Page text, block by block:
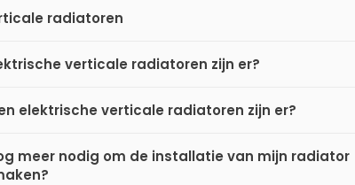
radiatoren
verticale radiatoren zijn er?
elektrische verticale radiatoren zijn er?
meer nodig om de installatie van mijn radiator